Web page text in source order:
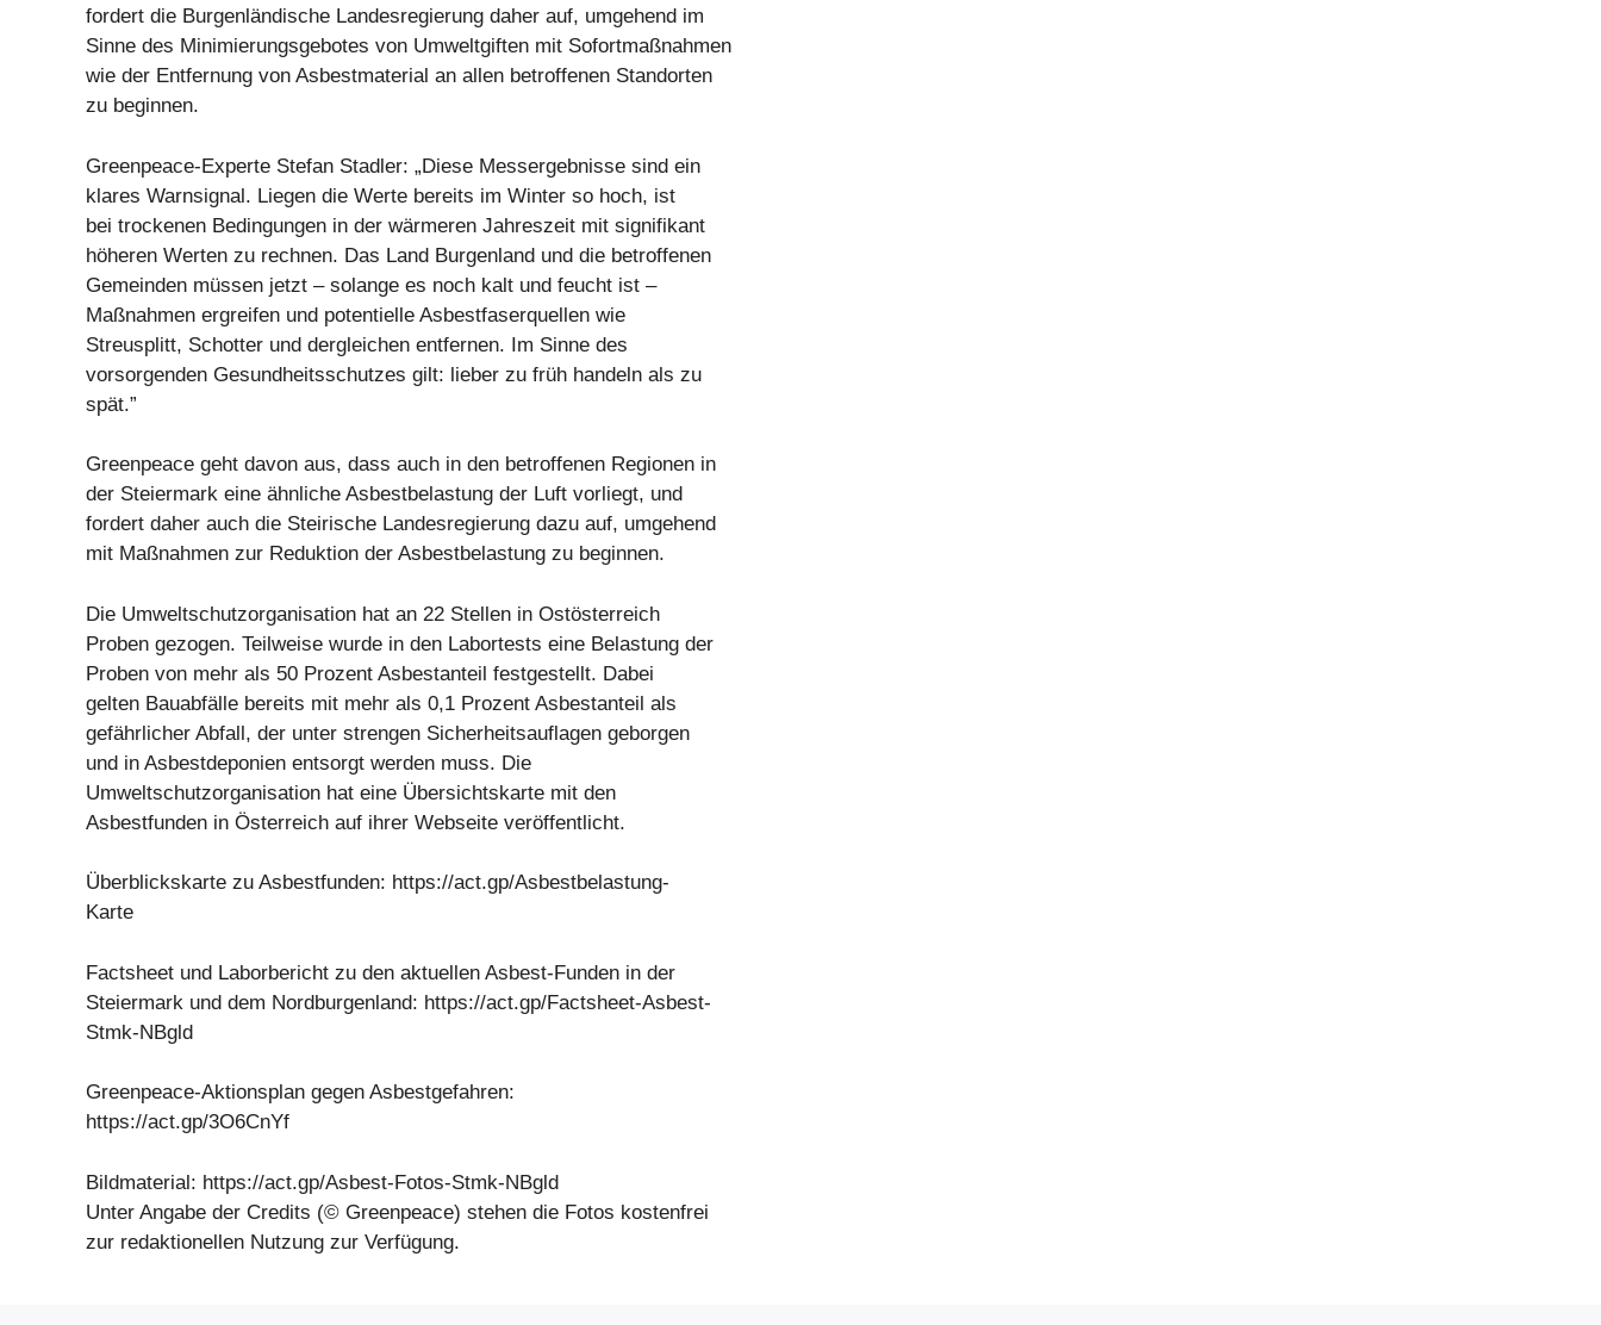
fordert die Burgenländische Landesregierung daher auf, umgehend im
Sinne des Minimierungsgebotes von Umweltgiften mit Sofortmaßnahmen
wie der Entfernung von Asbestmaterial an allen betroffenen Standorten
zu beginnen.
Greenpeace-Experte Stefan Stadler: „Diese Messergebnisse sind ein
klares Warnsignal. Liegen die Werte bereits im Winter so hoch, ist
bei trockenen Bedingungen in der wärmeren Jahreszeit mit signifikant
höheren Werten zu rechnen. Das Land Burgenland und die betroffenen
Gemeinden müssen jetzt – solange es noch kalt und feucht ist –
Maßnahmen ergreifen und potentielle Asbestfaserquellen wie
Streusplitt, Schotter und dergleichen entfernen. Im Sinne des
vorsorgenden Gesundheitsschutzes gilt: lieber zu früh handeln als zu
spät.”
Greenpeace geht davon aus, dass auch in den betroffenen Regionen in
der Steiermark eine ähnliche Asbestbelastung der Luft vorliegt, und
fordert daher auch die Steirische Landesregierung dazu auf, umgehend
mit Maßnahmen zur Reduktion der Asbestbelastung zu beginnen.
Die Umweltschutzorganisation hat an 22 Stellen in Ostösterreich
Proben gezogen. Teilweise wurde in den Labortests eine Belastung der
Proben von mehr als 50 Prozent Asbestanteil festgestellt. Dabei
gelten Bauabfälle bereits mit mehr als 0,1 Prozent Asbestanteil als
gefährlicher Abfall, der unter strengen Sicherheitsauflagen geborgen
und in Asbestdeponien entsorgt werden muss. Die
Umweltschutzorganisation hat eine Übersichtskarte mit den
Asbestfunden in Österreich auf ihrer Webseite veröffentlicht.
Überblickskarte zu Asbestfunden: https://act.gp/Asbestbelastung-
Karte
Factsheet und Laborbericht zu den aktuellen Asbest-Funden in der
Steiermark und dem Nordburgenland: https://act.gp/Factsheet-Asbest-
Stmk-NBgld
Greenpeace-Aktionsplan gegen Asbestgefahren:
https://act.gp/3O6CnYf
Bildmaterial: https://act.gp/Asbest-Fotos-Stmk-NBgld
Unter Angabe der Credits (© Greenpeace) stehen die Fotos kostenfrei
zur redaktionellen Nutzung zur Verfügung.